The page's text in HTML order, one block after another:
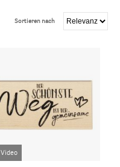
Sortieren nach
Video